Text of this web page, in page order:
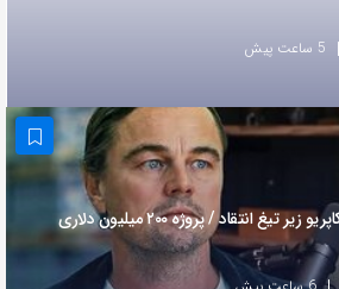
5 ساعت پیش
جف بزوس و لئوناردو دی‌کاپریو زیر تیغ انتقاد / پروژه ۲۰۰ میلیون دلاری